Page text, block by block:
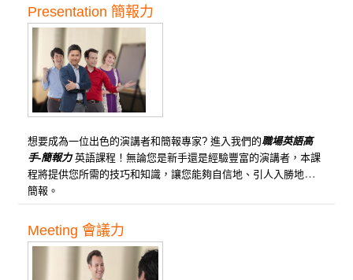
Presentation 簡報力
想要成為一位出色的演講者和簡報專家? 進入我們的職場英語高
手-簡報力英語課程！無論您是新手還是經驗豐富的演講者，本課
程將提供您所需的技巧和知識，讓您能夠自信地、引人入勝地發表
簡報。
課程單元數 ： 共 15 單元 | 每單元學習時數 ： 60 分 (建議)
Meeting 會議力